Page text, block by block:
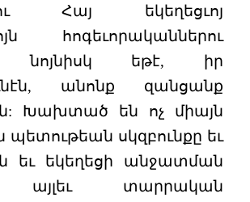
Հայ եկեղեցւոյ
հոգեւորականներու
նոյնիսկ եթէ, իր
անոնք զանցանք
Խախտած են ոչ միայն
պետութեան սկզբունքը եւ
եւ եկեղեցի անջատման
այլեւ տարրական